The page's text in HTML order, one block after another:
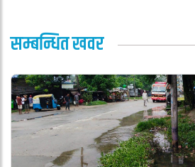
सम्बन्धित खवर